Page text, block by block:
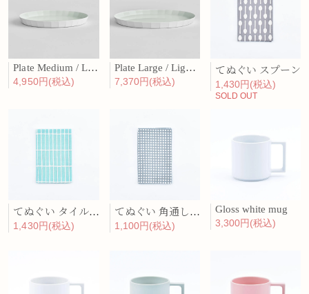
Plate Medium / Light green
4,950円(税込)
Plate Large / Light green
7,370円(税込)
てぬぐい スプーン
1,430円(税込)
SOLD OUT
てぬぐい タイル格子
1,430円(税込)
てぬぐい 角通し 灰色
1,100円(税込)
Gloss white mug
3,300円(税込)